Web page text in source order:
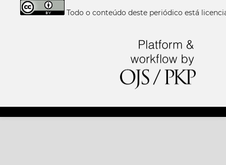
Todo o conteúdo deste periódico está